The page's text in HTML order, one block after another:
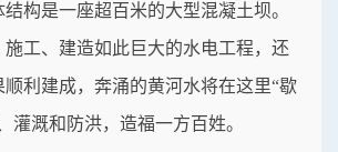
构是一座超百米的大型混凝土坝。
工、建造如此巨大的水电工程，还
利建成，奔涌的黄河水将在这里“歇
灌溉和防洪，造福一方百姓。